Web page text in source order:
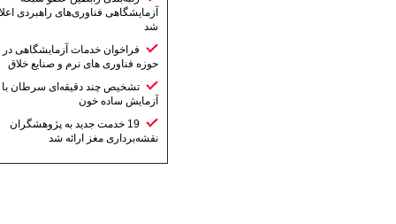
آزمایشگاهی فناوری‌های راهبردی اعلام
فراخوان خدمات آزمایشگاهی در
حوزه فناوری های نرم و صنایع خلاق
تشخیص چند دقیقه‌ای سرطان با یک
آزمایش ساده خون
19 خدمت جدید به پژوهشگران
نقشه‌برداری مغز ارائه شد